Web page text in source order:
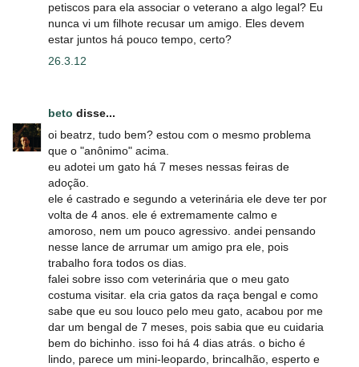
petiscos para ela associar o veterano a algo legal? Eu
nunca vi um filhote recusar um amigo. Eles devem
estar juntos há pouco tempo, certo?
26.3.12
beto disse...
oi beatrz, tudo bem? estou com o mesmo problema
que o "anônimo" acima.
eu adotei um gato há 7 meses nessas feiras de
adoção.
ele é castrado e segundo a veterinária ele deve ter por
volta de 4 anos. ele é extremamente calmo e
amoroso, nem um pouco agressivo. andei pensando
nesse lance de arrumar um amigo pra ele, pois
trabalho fora todos os dias.
falei sobre isso com veterinária que o meu gato
costuma visitar. ela cria gatos da raça bengal e como
sabe que eu sou louco pelo meu gato, acabou por me
dar um bengal de 7 meses, pois sabia que eu cuidaria
bem do bichinho. isso foi há 4 dias atrás. o bicho é
lindo, parece um mini-leopardo, brincalhão, esperto e